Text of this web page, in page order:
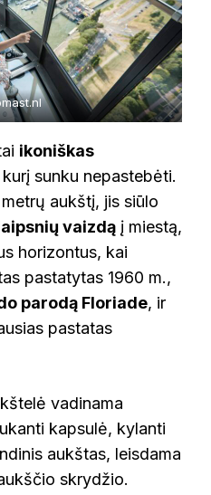
ikoniškas
kurį sunku nepastebėti.
aukštį, jis siūlo
vaizdą į miestą,
horizontus, kai
pastatytas 1960 m.,
parodą Floriade, ir
pastatas
vadinama
kapsulė, kylanti
aukštas, leisdama
skrydžio.